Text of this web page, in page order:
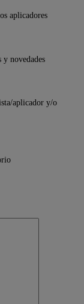
aplicadores
y novedades
aplicador y/o